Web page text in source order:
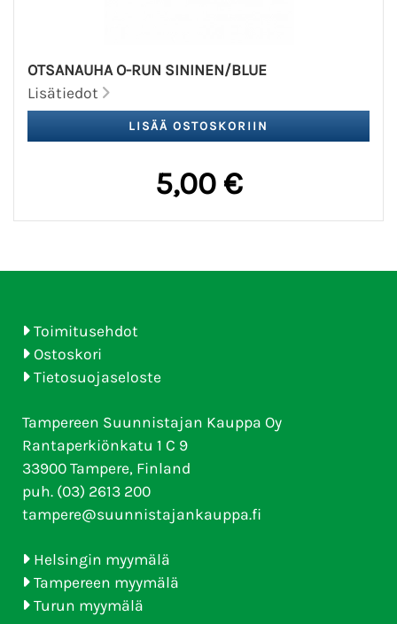
OTSANAUHA O-RUN SININEN/BLUE
Lisätiedot
5,00 €
Toimitusehdot
Ostoskori
Tietosuojaseloste
Tampereen Suunnistajan Kauppa Oy
Rantaperkiönkatu 1 C 9
33900 Tampere, Finland
puh. (03) 2613 200
tampere@suunnistajankauppa.fi
Helsingin myymälä
Tampereen myymälä
Turun myymälä